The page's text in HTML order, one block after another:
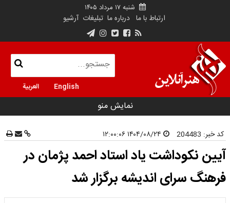
شنبه ۱۷ مرداد ۱۴۰۵
ارتباط با ما درباره ما تبلیغات آرشیو
English العربية
نمایش منو
کد خبر: 204483
آیین نکوداشت یاد استاد احمد پژمان در
فرهنگ سرای اندیشه برگزار شد